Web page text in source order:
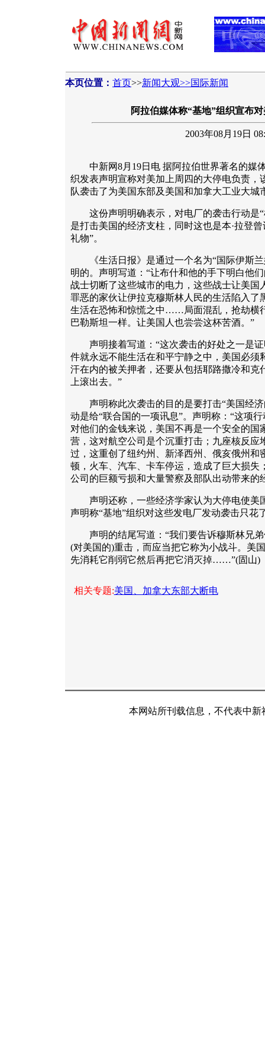
本页位置： 首页>>新闻大观>>国际新闻
阿拉伯媒体称“基地”组织宣布
2003年08月19日
中新网8月19日电 据阿拉伯世界著名的媒体
织发表声明宣称对美加上周四的大停电负责，
队袭击了为美国东部及美国和加拿大工业大城
这份声明明确表示，对电厂的袭击行动是“
是打击美国的经济支柱，同时这也是本·拉登
礼物”。
《生活日报》是通过一个名为“国际伊斯兰
明的。声明写道：“让布什和他的手下明白他
战士切断了这些城市的电力，这些战士让美国
罪恶的家伙让伊拉克穆斯林人民的生活陷入了
生活在恐怖和惊慌之中……局面混乱，抢劫横
巴勒斯坦一样。让美国人也尝尝这杯苦酒。”
声明接着写道：“这次袭击的好处之一是证
件就永远不能生活在和平宁静之中，美国必须
汗在内的被关押者，还要从包括耶路撒冷和克
上滚出去。”
声明称此次袭击的目的是要打击“美国经济
动是给“联合国的一项讯息”。声明称：“这项
对他们的金钱来说，美国不再是一个安全的
营，这对航空公司是个沉重打击；九座核反应
过，这重创了纽约州、新泽西州、俄亥俄州和
顿，火车、汽车、卡车停运，造成了巨大损失
公司的巨额亏损和大量警察及部队出动带来的
声明还称，一些经济学家认为大停电使美
声明称“基地”组织对这些发电厂发动袭击只花
声明的结尾写道：“我们要告诉穆斯林兄弟
(对美国的)重击，而应当把它称为小战斗。美
先消耗它削弱它然后再把它消灭掉……”(固山)
相关专题:美国、加拿大东部大断电
本网站所刊载信息，不代表中